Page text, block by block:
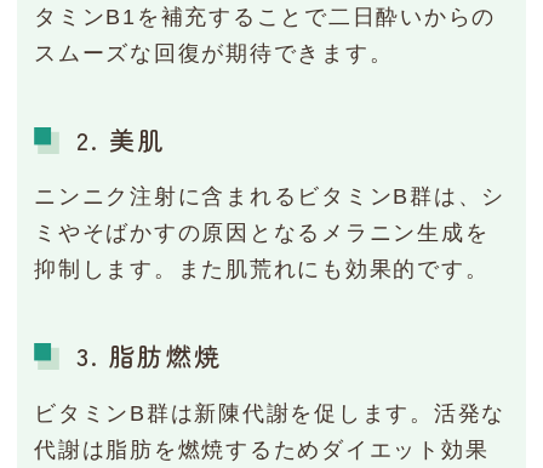
タミンB1を補充することで二日酔いからの
スムーズな回復が期待できます。
2. 美肌
ニンニク注射に含まれるビタミンB群は、シ
ミやそばかすの原因となるメラニン生成を
抑制します。また肌荒れにも効果的です。
3. 脂肪燃焼
ビタミンB群は新陳代謝を促します。活発な
代謝は脂肪を燃焼するためダイエット効果